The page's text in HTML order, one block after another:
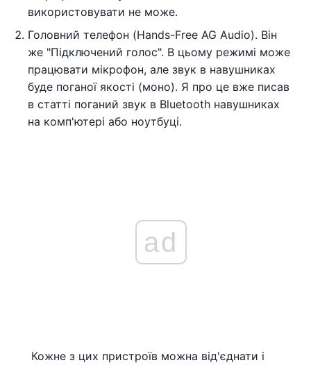
використовувати не може.
Головний телефон (Hands-Free AG Audio). Він
же "Підключений голос". В цьому режимі може
працювати мікрофон, але звук в навушниках
буде поганої якості (моно). Я про це вже писав
в статті поганий звук в Bluetooth навушниках
на комп'ютері або ноутбуці.
ad
Кожне з цих пристроїв можна від'єднати і